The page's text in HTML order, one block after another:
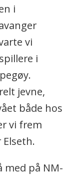
i
vi
i
jevne,
både hos
vi frem
med på NM-